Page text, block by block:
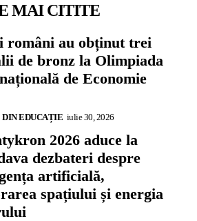
MAI CITITE
români au obținut trei
de bronz la Olimpiada
de Economie
EDUCAȚIE iulie 30, 2026
2026 aduce la
dezbateri despre
artificială,
spațiului și energia